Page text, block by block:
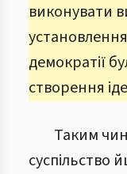
виконувати
демократії
створення
Таким
суспільство